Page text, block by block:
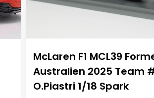
McLaren F1 MCL39
Australien 2025 Team
O.Piastri 1/18 Spark